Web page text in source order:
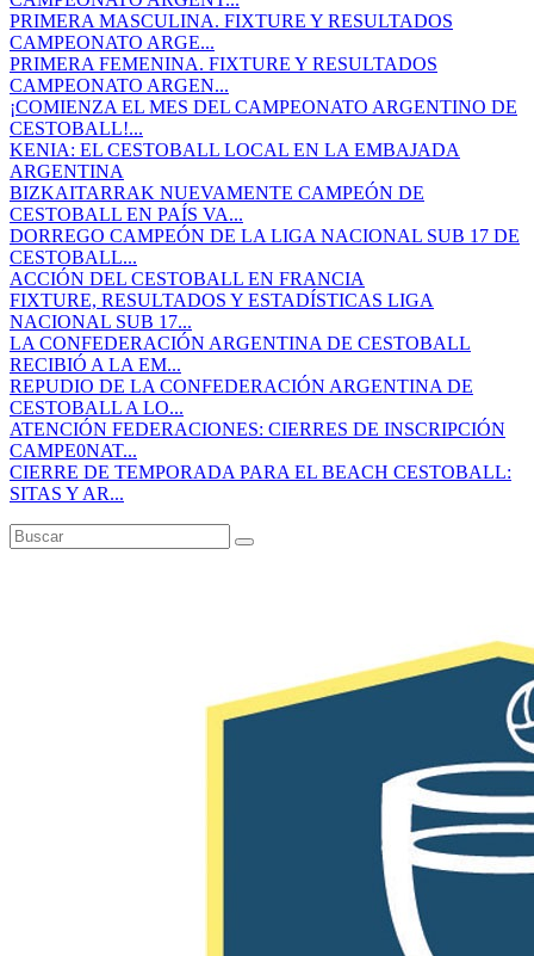
PRIMERA MASCULINA. FIXTURE Y RESULTADOS
CAMPEONATO ARGE...
PRIMERA FEMENINA. FIXTURE Y RESULTADOS
CAMPEONATO ARGEN...
¡COMIENZA EL MES DEL CAMPEONATO ARGENTINO DE
CESTOBALL!...
KENIA: EL CESTOBALL LOCAL EN LA EMBAJADA
ARGENTINA
BIZKAITARRAK NUEVAMENTE CAMPEÓN DE
CESTOBALL EN PAÍS VA...
DORREGO CAMPEÓN DE LA LIGA NACIONAL SUB 17 DE
CESTOBALL...
ACCIÓN DEL CESTOBALL EN FRANCIA
FIXTURE, RESULTADOS Y ESTADÍSTICAS LIGA
NACIONAL SUB 17...
LA CONFEDERACIÓN ARGENTINA DE CESTOBALL
RECIBIÓ A LA EM...
REPUDIO DE LA CONFEDERACIÓN ARGENTINA DE
CESTOBALL A LO...
ATENCIÓN FEDERACIONES: CIERRES DE INSCRIPCIÓN
CAMPE0NAT...
CIERRE DE TEMPORADA PARA EL BEACH CESTOBALL:
SITAS Y AR...